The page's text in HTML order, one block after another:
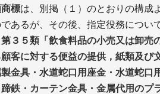
標は、別掲（１）のとおりの構成
であるが、その後、指定役務につ
第３５類「飲食料品の小売又は卸売
客に対する便益の提供，紙類及び
金具・水道蛇口用座金・水道蛇口
鉄・カーテン金具・金属代用のプ